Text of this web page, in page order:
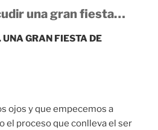
una gran fiesta…
GRAN FIESTA DE
ojos y que empecemos a
el proceso que conlleva el ser